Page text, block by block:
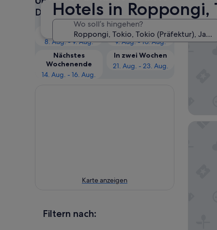
Hotels in Roppongi,
Wo soll’s hingehen?
Daten
Heute
8. Aug. - 9. Aug.
Morgen
9. Aug. - 10. Aug.
Nächstes
Wochenende
14. Aug. - 16. Aug.
In zwei Wochen
21. Aug. - 23. Aug.
Karte anzeigen
Filtern nach:
Tokyo